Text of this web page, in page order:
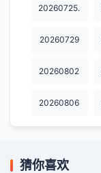
20260725.
20260729
20260802
20260806
猜你喜欢